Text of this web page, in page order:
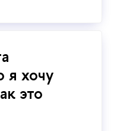
я хочу
это